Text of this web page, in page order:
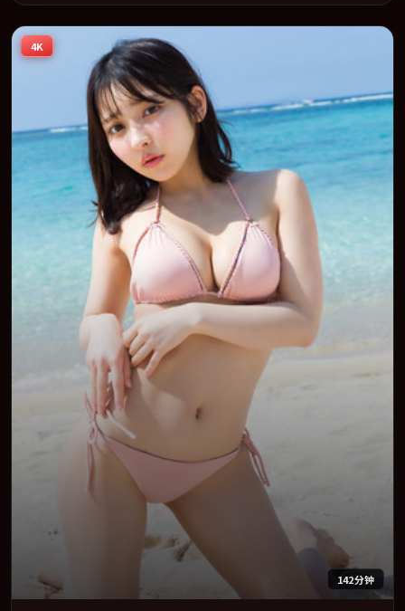
2025-12-09 在内地院线及主流平台同步亮相，2025 年度话题片中口
碑稳健，适合喜欢强情节与人物弧光的观众完整观看。
4K
142分钟